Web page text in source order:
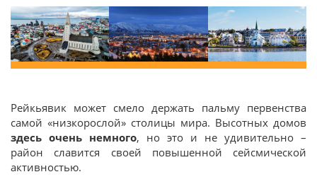
Рейкьявик может смело держать пальму первенства
самой «низкорослой» столицы мира. Высотных домов
здесь очень немного, но это и не удивительно –
район славится своей повышенной сейсмической
активностью.